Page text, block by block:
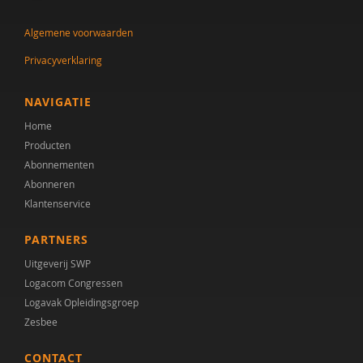
Eveline van Geuns
Marijke Gottmer
Kirstin Greaves-Lord
Pien van Heijst
Annemiek Landlust
Liesbeth Mevissen
Rosa van Mourik
Fabienne Naber
Sigrid Piening
Jasper van Roon
Algemene voorwaarden
Privacyverklaring
NAVIGATIE
Home
Producten
Abonnementen
Abonneren
Klantenservice
PARTNERS
Uitgeverij SWP
Logacom Congressen
Logavak Opleidingsgroep
Zesbee
CONTACT